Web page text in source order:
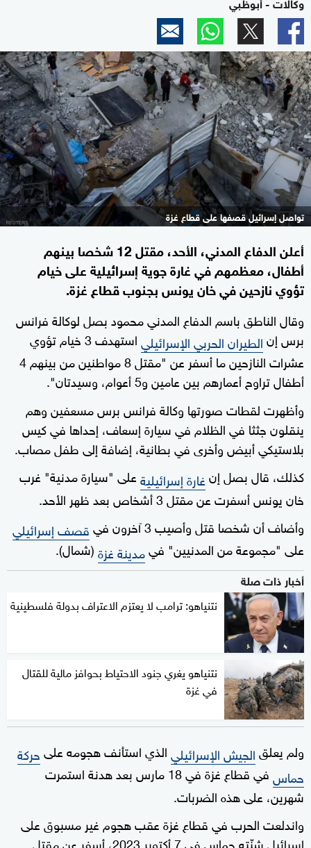
تواصل إسرائيل قصفها على قطاع غزة
أعلن الدفاع المدني، الأحد، مقتل 12 شخصا بينهم
أطفال، معظمهم في غارة جوية إسرائيلية على خيام
تؤوي نازحين في خان يونس بجنوب قطاع غزة.
وقال الناطق باسم الدفاع المدني محمود بصل لوكالة فرانس
برس إنالطيران الحربي الإسرائيلي
استهدف 3 خيام تؤوي
عشرات النازحين ما أسفر عن "مقتل 8 مواطنين من بينهم 4
أطفال تراوح أعمارهم بين عامين و5 أعوام، وسيدتان".
وأظهرت لقطات صورتها وكالة فرانس برس مسعفين وهم
ينقلون جثثا في الظلام في سيارة إسعاف، إحداها في كيس
بلاستيكي أبيض وأخرى في بطانية، إضافة إلى طفل مصاب.
كذلك، قال بصل إنغارة إسرائيليةعلى "سيارة مدنية" غرب
خان يونس أسفرت عن مقتل 3 أشخاص بعد ظهر الأحد.
وأضاف أن شخصا قتل وأصيب 3 آخرون في
قصف إسرائيلي
على "مجموعة من المدنيين" فيمدينة غزة(شمال).
أخبار ذات صلة
نتنياهو: ترامب لا يعتزم الاعتراف بدولة فلسطينية
نتنياهو يغري جنود الاحتياط بحوافز مالية للقتال
في غزة
ولم يعلقالجيش الإسرائيليالذي استأنف هجومه علىحركة
حماس
في قطاع غزة في 18 مارس بعد هدنة استمرت
شهرين، على هذه الضربات.
واندلعت الحرب في قطاع غزة عقب هجوم غير مسبوق على
إسرائيل شنّته حماس في 7 أكتوبر 2023، أسفر عن مقتل